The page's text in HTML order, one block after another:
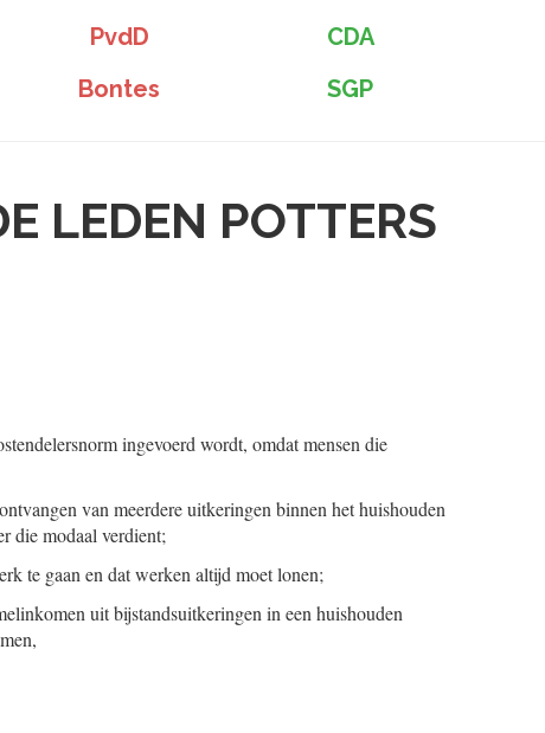
PvdD
CDA
Bontes SGP
LEDEN POTTERS
ingevoerd wordt, omdat mensen die
van meerdere uitkeringen binnen het huishouden
die modaal verdient;
te gaan en dat werken altijd moet lonen;
uit bijstandsuitkeringen in een huishouden